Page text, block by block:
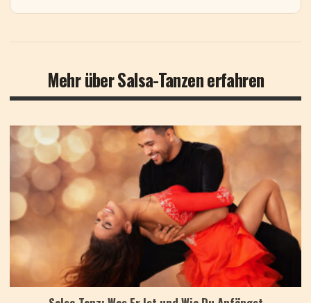
Mehr über Salsa-Tanzen erfahren